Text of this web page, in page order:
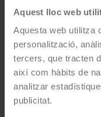
Aquest lloc web
Aquesta web utilitza
personalització,
tercers, que tracten
així com hàbits de
analitzar
publicitat.
amb la carretera. El
l'aspecte de la teva
nostàlgia i
per una experiència
homenatge al passat
camí amb el
dimensió de